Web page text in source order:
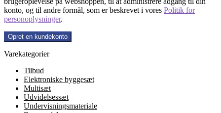
konto, og til andre formål, som er beskrevet i vores Politik for
personoplysninger.
Opret en kundekonto
Varekategorier
Tilbud
Elektroniske byggesæt
Multisæt
Udvidelsessæt
Undervisningsmateriale